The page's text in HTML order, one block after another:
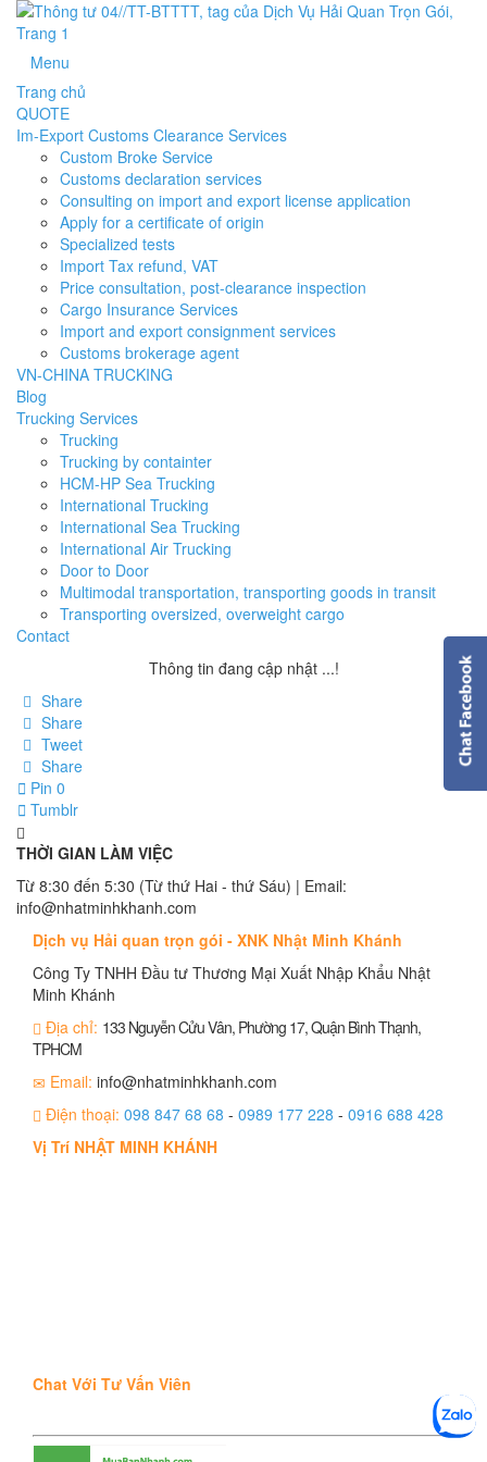
Menu
Trang chủ
QUOTE
Im-Export Customs Clearance Services
Custom Broke Service
Customs declaration services
Consulting on import and export license application
Apply for a certificate of origin
Specialized tests
Import Tax refund, VAT
Price consultation, post-clearance inspection
Cargo Insurance Services
Import and export consignment services
Customs brokerage agent
VN-CHINA TRUCKING
Blog
Trucking Services
Trucking
Trucking by containter
HCM-HP Sea Trucking
International Trucking
International Sea Trucking
International Air Trucking
Door to Door
Multimodal transportation, transporting goods in transit
Transporting oversized, overweight cargo
Contact
Thông tin đang cập nhật ...!
Share
Share
Tweet
Share
Pin 0
Tumblr
THỜI GIAN LÀM VIỆC
Từ 8:30 đến 5:30 (Từ thứ Hai - thứ Sáu) | Email:
info@nhatminhkhanh.com
Dịch vụ Hải quan trọn gói - XNK Nhật Minh Khánh
Công Ty TNHH Đầu tư Thương Mại Xuất Nhập Khẩu Nhật
Minh Khánh
Địa chỉ: 133 Nguyễn Cửu Vân, Phường 17, Quận Bình Thạnh,
TPHCM
Email: info@nhatminhkhanh.com
Điện thoại: 098 847 68 68 - 0989 177 228 - 0916 688 428
Vị Trí NHẬT MINH KHÁNH
Chat Với Tư Vấn Viên